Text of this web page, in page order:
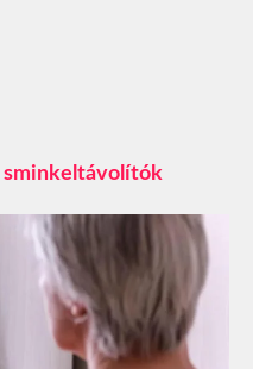
sminkeltávolítók